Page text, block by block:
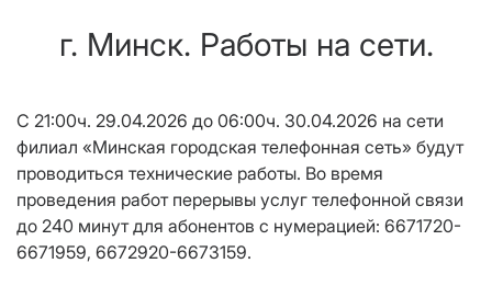
г. Минск. Работы на сети.
С 21:00ч. 29.04.2026 до 06:00ч. 30.04.2026 на сети
филиал «Минская городская телефонная сеть» будут
проводиться технические работы. Во время
проведения работ перерывы услуг телефонной связи
до 240 минут для абонентов с нумерацией: 6671720-
6671959, 6672920-6673159.